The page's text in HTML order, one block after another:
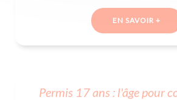
EN SAVOIR +
Permis 17 ans : l'âge pour